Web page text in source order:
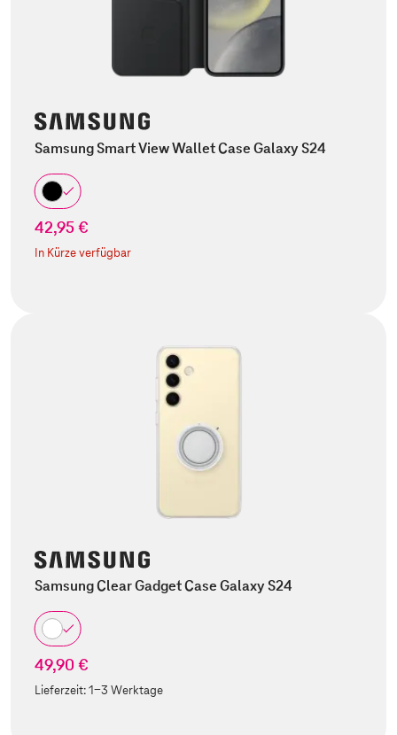
Samsung Smart View Wallet Case Galaxy S24
42,95 €
In Kürze verfügbar
Samsung Clear Gadget Case Galaxy S24
49,90 €
Lieferzeit:1-3 Werktage